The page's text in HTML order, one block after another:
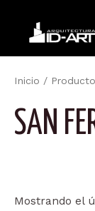
contenido
Inicio /
SAN
Mostrando el